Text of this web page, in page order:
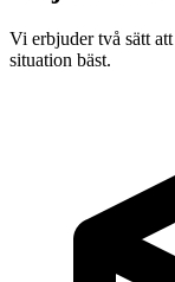
Vi erbjuder två sätt
situation bäst.